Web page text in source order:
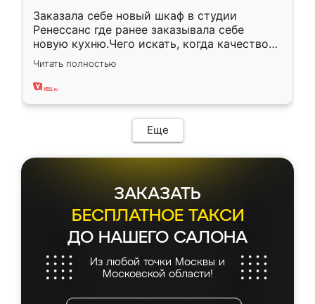
Заказала себе новый шкаф в студии
Ренессанс где ранее заказывала себе
новую кухню.Чего искать, когда качеством
вполне довольна. Служит кухня уже почти
два года, нареканий нет.
Читать полностью
Еще
ЗАКАЗАТЬ
БЕСПЛАТНОЕ ТАКСИ
ДО НАШЕГО САЛОНА
Из любой точки Москвы и
Московской области!